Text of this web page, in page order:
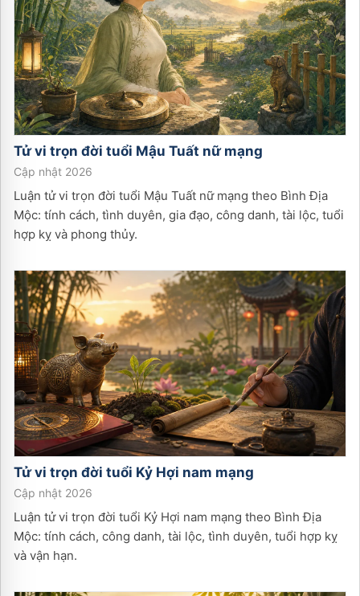
Tử vi trọn đời tuổi Mậu Tuất nữmạng
Cập nhật 2026
Luận tử vi trọn đời tuổi Mậu Tuất nữ mạng theo Bình Địa
Mộc: tính cách, tình duyên, gia đạo, công danh, tài lộc, tuổi
hợp kỵ và phong thủy.
Tử vi trọn đời tuổi Kỷ Hợi nam mạng
Cập nhật 2026
Luận tử vi trọn đời tuổi Kỷ Hợi nam mạng theo Bình Địa
Mộc: tính cách, công danh, tài lộc, tình duyên, tuổi hợp kỵ
và vận hạn.